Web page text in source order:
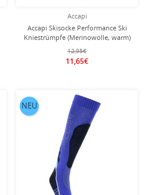
Accapi
Accapi Skisocke Performance Ski
Kniestrümpfe (Merinowolle, warm)
fuchsia/anthrazitgrau - 1 Paar
12,95€
11,65€
NEU